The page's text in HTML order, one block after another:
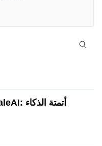
التطبيقات العملية لبيانات MCP من Saleai